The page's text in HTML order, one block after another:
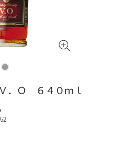
．Ｏ ６４０ｍｌ